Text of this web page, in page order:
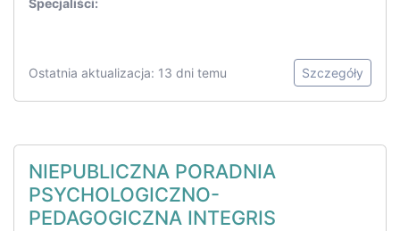
Specjaliści:
Ostatnia aktualizacja: 13 dni temu Szczegóły
NIEPUBLICZNA PORADNIA
PSYCHOLOGICZNO-
PEDAGOGICZNA INTEGRIS